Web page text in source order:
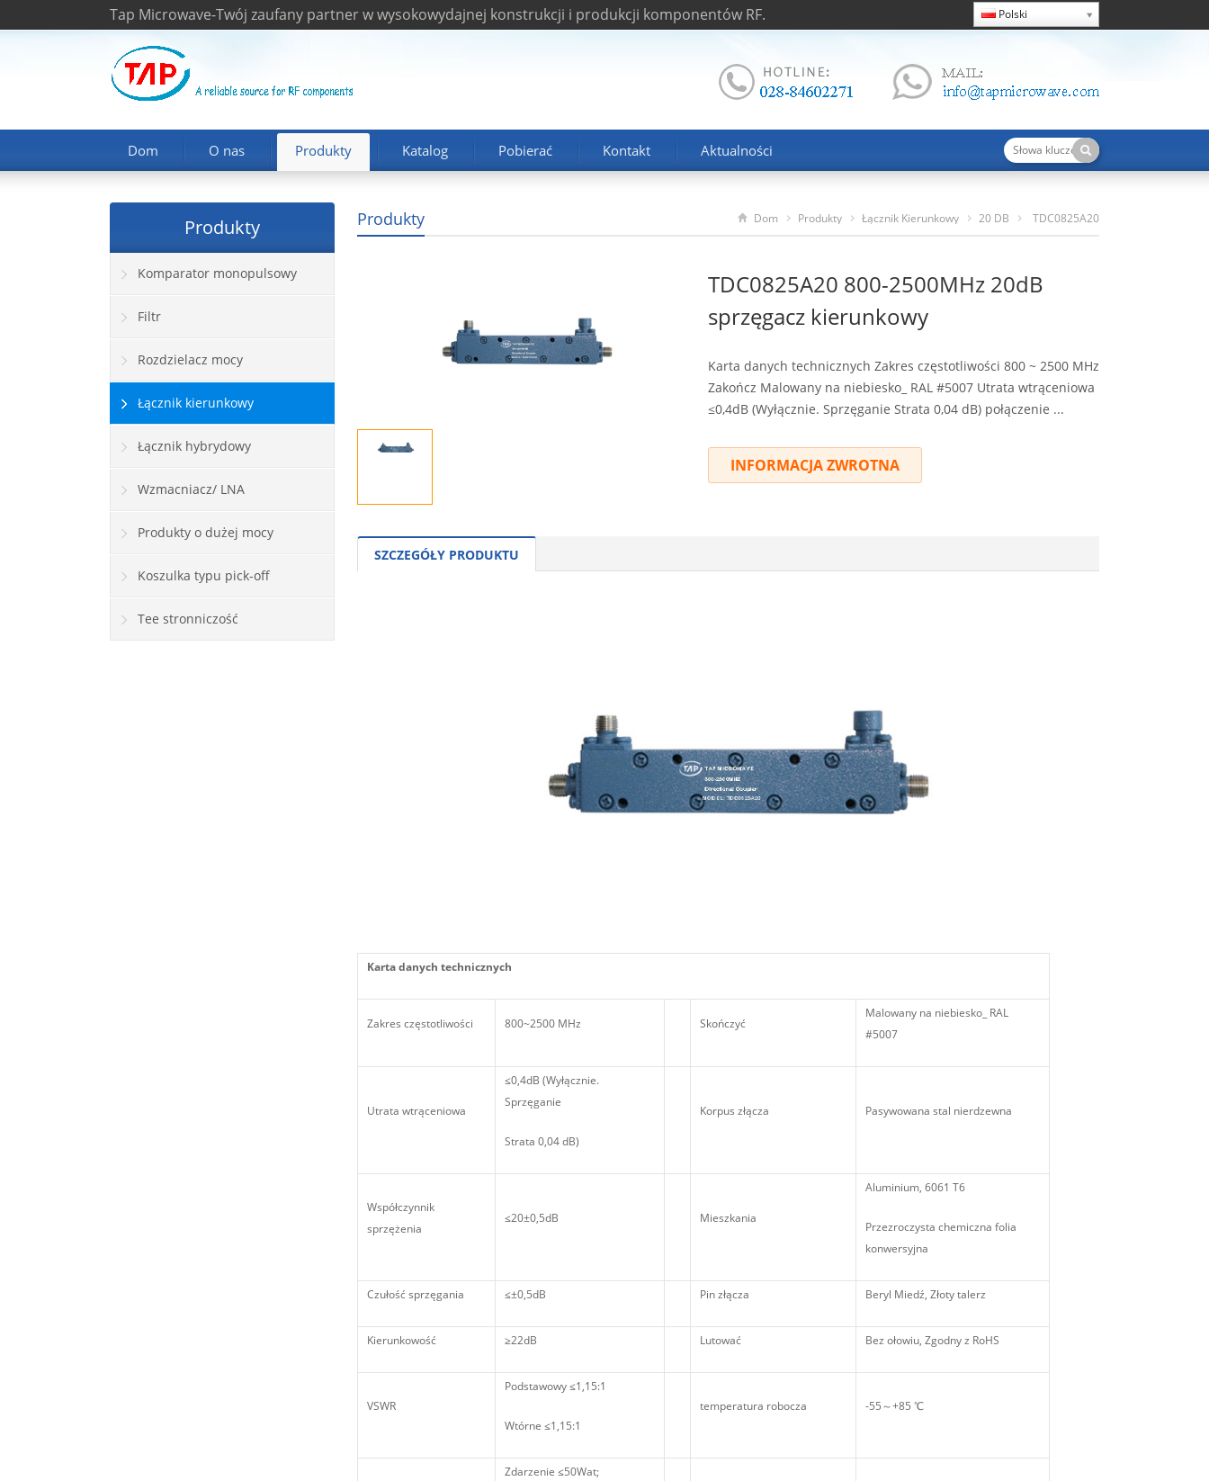
Tap Microwave-Twój zaufany partner w wysokowydajnej konstrukcji i produkcji komponentów RF. Polski
Dom O nas Produkty Katalog Pobierać Kontakt Aktualności
Produkty Dom Produkty Łącznik Kierunkowy 20 DB TDC0825A20
TDC0825A20 800-2500MHz 20dB
sprzęgacz kierunkowy
Karta danych technicznych Zakres częstotliwości 800 ~ 2500 MHz
Zakończ Malowany na niebiesko_ RAL #5007 Utrata wtrąceniowa
≤0,4dB (Wyłącznie. Sprzęganie Strata 0,04 dB) połączenie ...
INFORMACJA ZWROTNA
SZCZEGÓŁY PRODUKTU
Karta danych technicznych
Zakres częstotliwości 800~2500 MHz Skończyć
Malowany na niebiesko_ RAL
#5007
Utrata wtrąceniowa
≤0,4dB (Wyłącznie.
Sprzęganie
Strata 0,04 dB)
Korpus złącza Pasywowana stal nierdzewna
Współczynnik
sprzężenia
≤20±0,5dB Mieszkania
Aluminium, 6061 T6
Przezroczysta chemiczna folia
konwersyjna
Czułość sprzęgania ≤±0,5dB Pin złącza Beryl Miedź, Złoty talerz
Kierunkowość ≥22dB Lutować Bez ołowiu, Zgodny z RoHS
VSWR
Podstawowy ≤1,15:1
Wtórne ≤1,15:1
temperatura robocza -55～+85 ℃
Zdarzenie ≤50Wat;
Produkty
Komparator monopulsowy
Filtr
Rozdzielacz mocy
Łącznik kierunkowy
Łącznik hybrydowy
Wzmacniacz/ LNA
Produkty o dużej mocy
Koszulka typu pick-off
Tee stronniczość